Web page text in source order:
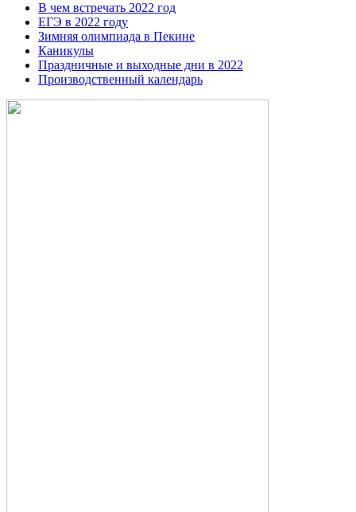
В чем встречать 2022 год
ЕГЭ в 2022 году
Зимняя олимпиада в Пекине
Каникулы
Праздничные и выходные дни в 2022
Производственный календарь